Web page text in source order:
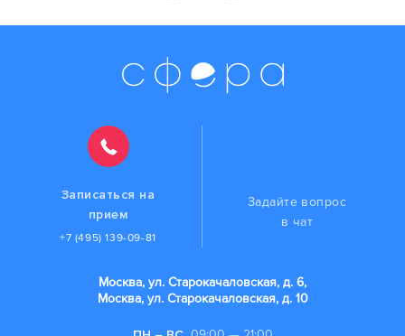
Записаться на
прием
+7 (495) 139-09-81
Задайте вопрос
в чат
Москва, ул. Старокачаловская, д. 6,
Москва, ул. Старокачаловская, д. 10